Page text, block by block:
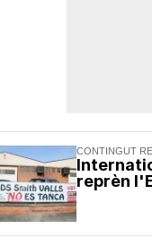
CONTINGUT
reprèn